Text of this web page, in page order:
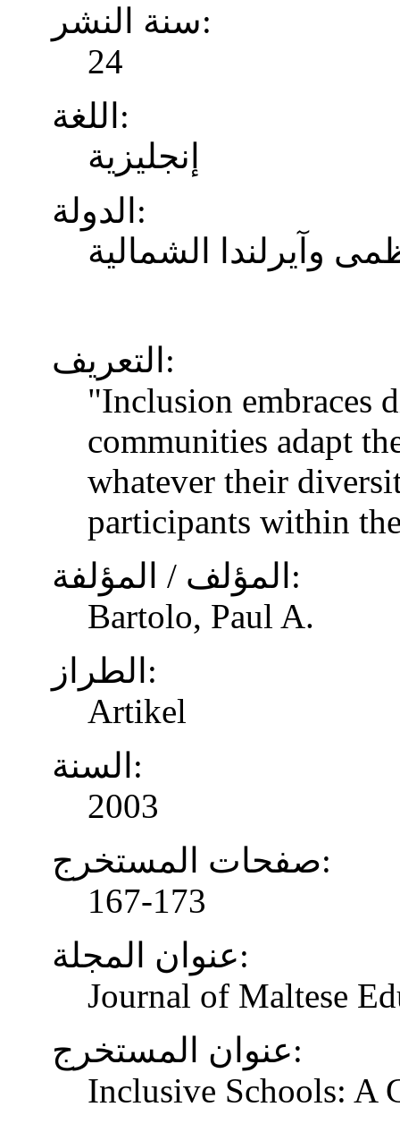
سنة النشر:
24
اللغة:
إنجليزية
الدولة:
وآيرلندا الشمالية
التعريف:
"Inclusion embraces
communities adapt
whatever their
participants within
المؤلف / المؤلفة:
Bartolo, Paul A.
الطراز:
Artikel
السنة:
2003
صفحات المستخرج:
167-173
عنوان المجلة:
Journal of Maltese
عنوان المستخرج:
Inclusive Schools: A